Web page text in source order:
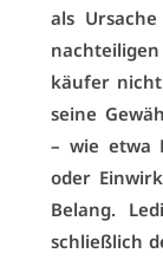
als
käu­fer nicht
sei­ne
– wie et­wa
oder
Be­lang.
schließ­lich